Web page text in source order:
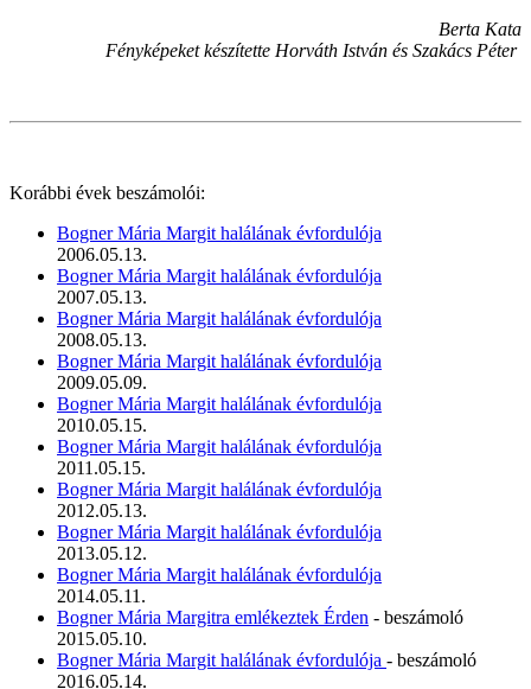
Berta Kata
Fényképeket készítette Horváth István és Szakács Péter
Korábbi évek beszámolói:
Bogner Mária Margit halálának évfordulója
2006.05.13.
Bogner Mária Margit halálának évfordulója
2007.05.13.
Bogner Mária Margit halálának évfordulója
2008.05.13.
Bogner Mária Margit halálának évfordulója
2009.05.09.
Bogner Mária Margit halálának évfordulója
2010.05.15.
Bogner Mária Margit halálának évfordulója
2011.05.15.
Bogner Mária Margit halálának évfordulója
2012.05.13.
Bogner Mária Margit halálának évfordulója
2013.05.12.
Bogner Mária Margit halálának évfordulója
2014.05.11.
Bogner Mária Margitra emlékeztek Érden - beszámoló
2015.05.10.
Bogner Mária Margit halálának évfordulója - beszámoló
2016.05.14.